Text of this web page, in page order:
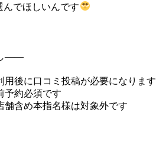
んでほしいんです
――
用後に口コミ投稿が必要になります
予約必須です
舗含め本指名様は対象外です